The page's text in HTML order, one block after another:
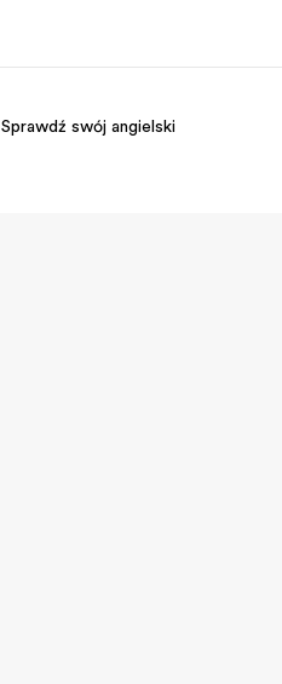
Sprawdź swój angielski